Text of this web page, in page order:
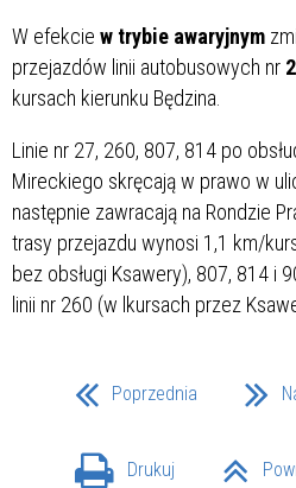
W efekcie w trybie awaryjnym
przejazdów linii autobusowych nr
kursach kierunku Będzina.
Linie nr 27, 260, 807, 814 po
Mireckiego skręcają w prawo w
następnie zawracają na Rondzie
trasy przejazdu wynosi 1,1 km/
bez obsługi Ksawery), 807, 814 i
linii nr 260 (w lkursach przez
Poprzednia
Drukuj